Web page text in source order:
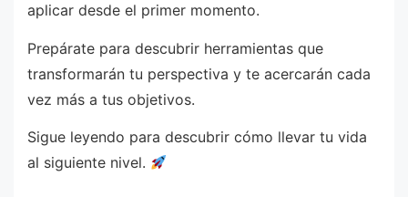
aplicar desde el primer momento.
Prepárate para descubrir herramientas que
transformarán tu perspectiva y te acercarán cada
vez más a tus objetivos.
Sigue leyendo para descubrir cómo llevar tu vida
al siguiente nivel.